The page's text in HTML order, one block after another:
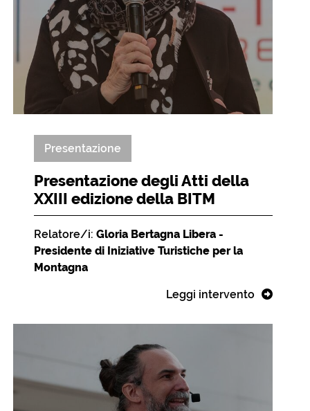
Presentazione
Presentazione degli Atti della
XXIII edizione della BITM
Relatore/i: Gloria Bertagna Libera -
Presidente di Iniziative Turistiche per la
Montagna
Leggi intervento